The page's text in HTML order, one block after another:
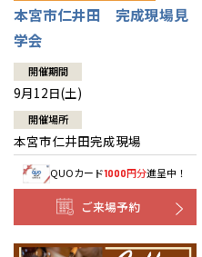
本宮市仁井田 完成現場見
学会
開催期間
9月12日(土)
開催場所
本宮市仁井田完成現場
QUOカード1000円分進呈中！
ご来場予約